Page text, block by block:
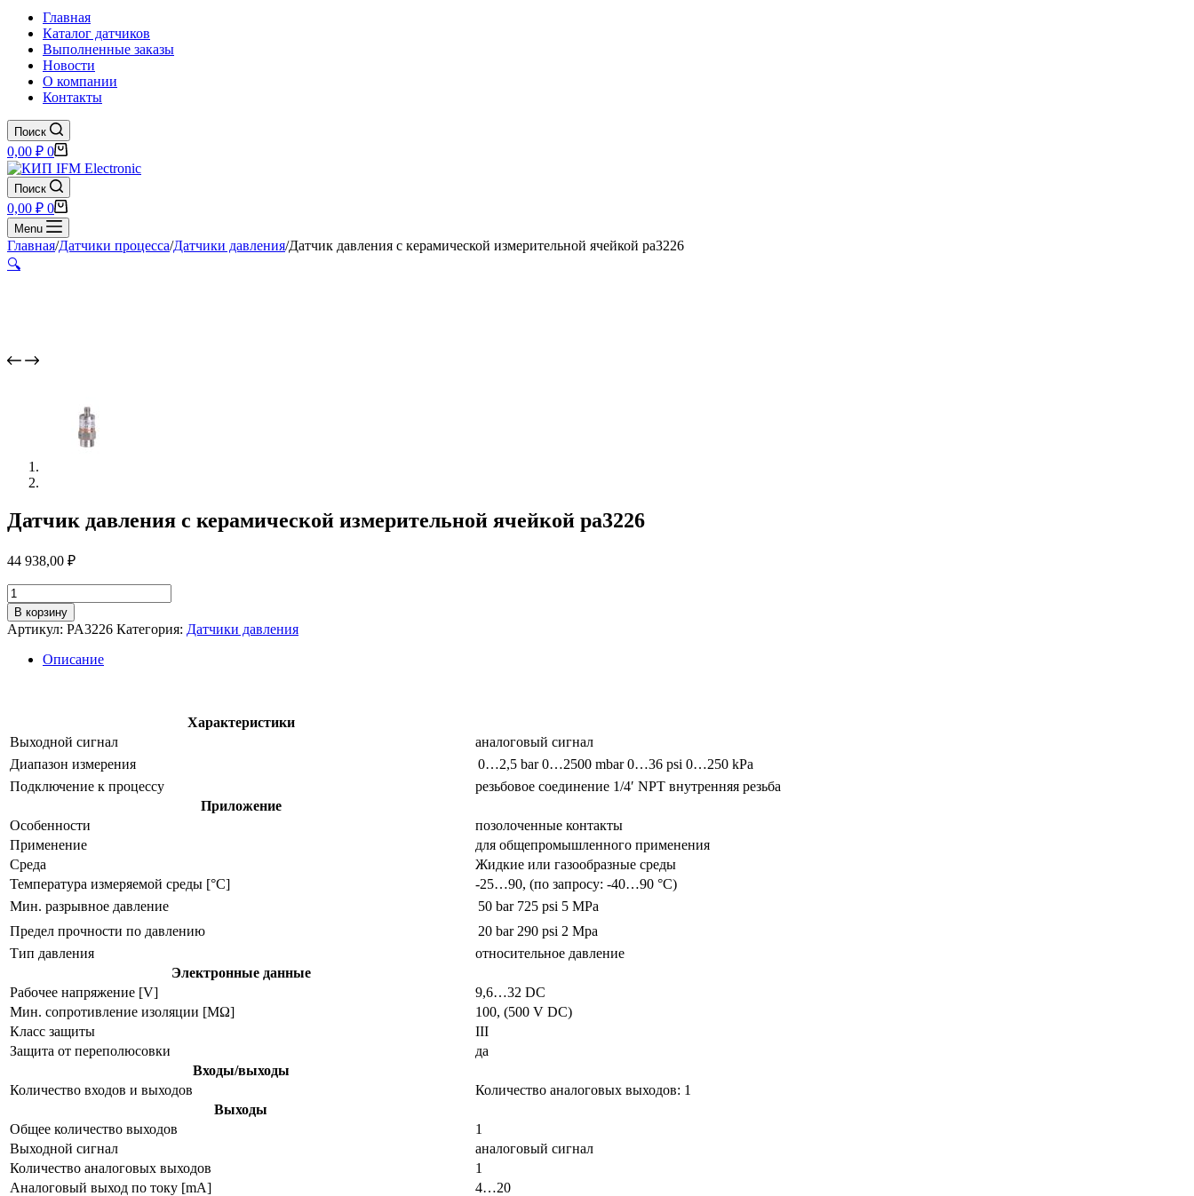
Главная
Каталог датчиков
Выполненные заказы
Новости
О компании
Контакты
Поиск
Корзина
0,00 ₽ 0
Поиск
Корзина
0,00 ₽ 0
Menu
Главная/Датчики процесса/Датчики давления/Датчик давления с керамической измерительной ячейкой pa3226
🔍
Датчик давления с керамической измерительной ячейкой pa3226
44 938,00 ₽
Количество
товара
Датчик
давления
керамической
В корзину
Артикул: PA3226 Категория: Датчики давления
Описание
Характеристики
Выходной сигнал
аналоговый сигнал
Диапазон измерения
0…2,5 bar 0…2500 mbar 0…36 psi 0…250 kPa
Подключение к процессу
резьбовое соединение 1/4′ NPT внутренняя резьба
Приложение
Особенности
позолоченные контакты
Применение
для общепромышленного применения
Среда
Жидкие или газообразные среды
Температура измеряемой среды [°C]
-25…90, (по запросу: -40…90 °C)
Мин. разрывное давление
50 bar 725 psi 5 MPa
Предел прочности по давлению
20 bar 290 psi 2 Mpa
Тип давления
относительное давление
Электронные данные
Рабочее напряжение [V]
9,6…32 DC
Мин. сопротивление изоляции [MΩ]
100, (500 V DC)
Класс защиты
III
Защита от переполюсовки
да
Входы/выходы
Количество входов и выходов
Количество аналоговых выходов: 1
Выходы
Общее количество выходов
1
Выходной сигнал
аналоговый сигнал
Количество аналоговых выходов
1
Аналоговый выход по току [mA]
4…20